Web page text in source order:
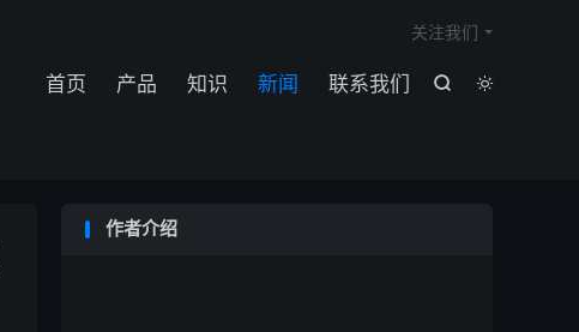


首页 产品 知识 新闻 联系我们
关注我们
作者介绍